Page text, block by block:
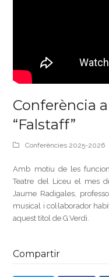
Conferència
“Falstaff”
Conferències 2025-2026
Amb motiu de les
Teatre del Liceu el mes
Jaume Radigales,
musical i col·laborador
aquest títol de G.Verdi.
Compartir